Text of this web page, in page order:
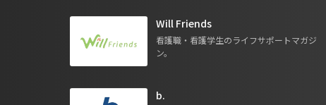
Will Friends
看護職・看護学生のライフサポートマガジ
ン。
b.